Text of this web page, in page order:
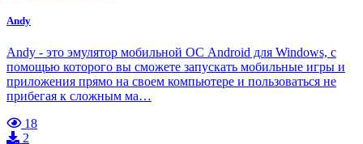
Andy
Andy - это эмулятор мобильной ОС Android для Windows, с
помощью которого вы сможете запускать мобильные игры и
приложения прямо на своем компьютере и пользоваться не
прибегая к сложным ма…
18
2